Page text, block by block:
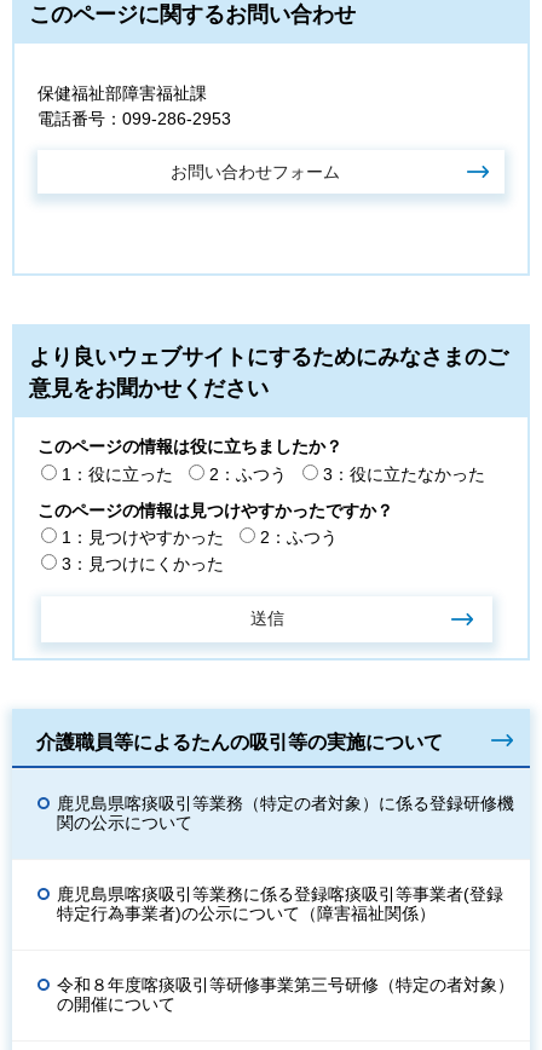
このページに関するお問い合わせ
保健福祉部障害福祉課
電話番号：099-286-2953
より良いウェブサイトにするためにみなさまのご
意見をお聞かせください
このページの情報は役に立ちましたか？
1：役に立った
2：ふつう
3：役に立たなかった
このページの情報は見つけやすかったですか？
1：見つけやすかった
2：ふつう
3：見つけにくかった
介護職員等によるたんの吸引等の実施について
鹿児島県喀痰吸引等業務（特定の者対象）に係る登録研修機
関の公示について
鹿児島県喀痰吸引等業務に係る登録喀痰吸引等事業者(登録
特定行為事業者)の公示について（障害福祉関係）
令和８年度喀痰吸引等研修事業第三号研修（特定の者対象）
の開催について